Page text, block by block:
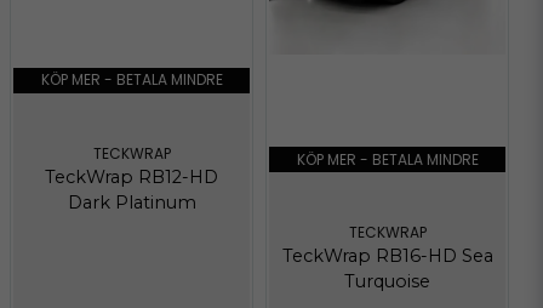
KÖP MER - BETALA MINDRE
TECKWRAP
TeckWrap RB12-HD
Dark Platinum
KÖP MER - BETALA MINDRE
TECKWRAP
TeckWrap RB16-HD Sea
Turquoise